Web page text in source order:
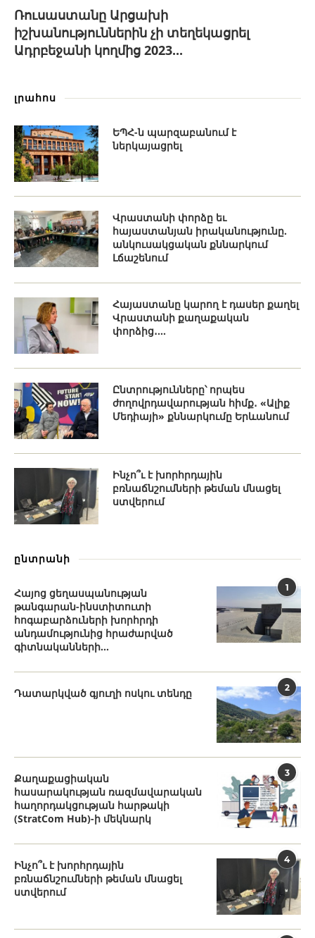
Ռուսաստանը Արցախի
իշխանություններին չի տեղեկացրել
Ադրբեջանի կողմից 2023...
լրահոս
ԵՊՀ-ն պարզաբանում է
ներկայացրել
Վրաստանի փորձը եւ
հայաստանյան իրականությունը.
անկուսակցական քննարկում
Լճաշենում
Հայաստանը կարող է դասեր քաղել
Վրաստանի քաղաքական
փորձից․...
Ընտրությունները՝ որպես
ժողովրդավարության հիմք․ «Ալիք
Մեդիայի» քննարկումը Երևանում
Ինչո՞ւ է խորհրդային
բռնաճնշումների թեման մնացել
ստվերում
ընտրանի
1
Հայոց ցեղասպանության
թանգարան-ինստիտուտի
հոգաբարձուների խորհրդի
անդամությունից հրաժարված
գիտնականների...
2
Դատարկված գյուղի ոսկու տենդը
3
Քաղաքացիական
հասարակության ռազմավարական
հաղորդակցության հարթակի
(StratCom Hub)-ի մեկնարկ
4
Ինչո՞ւ է խորհրդային
բռնաճնշումների թեման մնացել
ստվերում